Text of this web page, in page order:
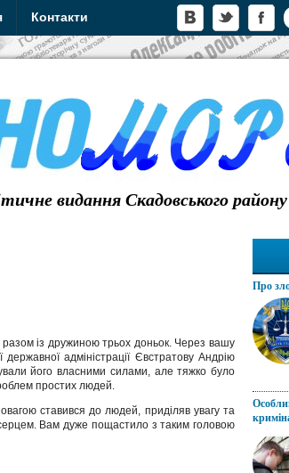
Контакти
видання Скадовського району
із дружиною трьох доньок. Через вашу
адміністрації Євстратову Андрію
його власними силами, але тяжко було
простих людей.
ставився до людей, приділяв увагу та
Вам дуже пощастило з таким головою
Про